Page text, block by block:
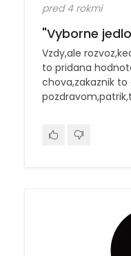
pred 4 rokmi
"Vyborne
Vzdy,ale
to pridana
chova,zakaznik